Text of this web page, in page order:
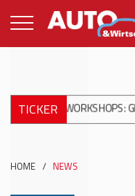
TICKER
WORKSHOPS: GRATIS
HOME / NEWS